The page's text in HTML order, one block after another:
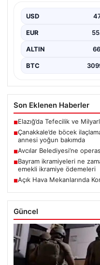
USD
EUR
ALTIN
BTC
Son Eklenen Haberler
■Elazığ’da Tefecilik ve
■Çanakkale’de böcek
annesi yoğun bakımda
■Avcılar Belediyesi’ne
■Bayram ikramiyeleri ne
emekli ikramiye ödemeleri
■Açık Hava Mekanlarında
Güncel